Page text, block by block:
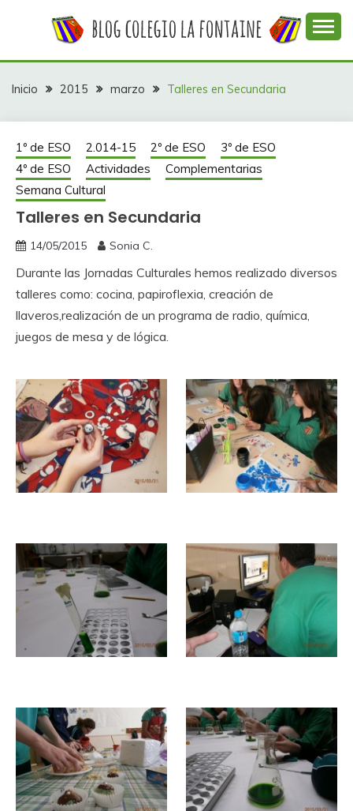
COLEGIO LA
FONTAINE
colegio La Fontaine
Inicio 2015 marzo Talleres en Secundaria
1º de ESO 2.014-15 2º de ESO
3º de ESO
4º de ESO
Actividades
Complementarias
Semana Cultural
Talleres en Secundaria
14/05/2015 Sonia C.
Durante las Jornadas Culturales hemos realizado diversos
talleres como: cocina, papiroflexia, creación de
llaveros,realización de un programa de radio, química,
juegos de mesa y de lógica.